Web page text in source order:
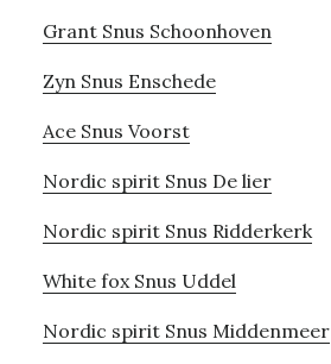
Grant Snus Schoonhoven
Zyn Snus Enschede
Ace Snus Voorst
Nordic spirit Snus De lier
Nordic spirit Snus Ridderkerk
White fox Snus Uddel
Nordic spirit Snus Middenmeer